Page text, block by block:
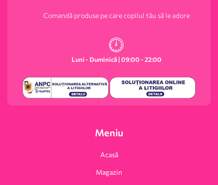
Comandă produse pe care copilul tău să le adore
Luni - Duminică | 09:00 - 22:00
Meniu
Acasă
Magazin